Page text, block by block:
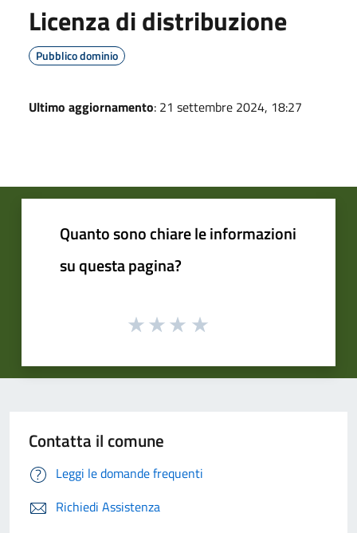
Licenza di distribuzione
Pubblico dominio
Ultimo aggiornamento: 21 settembre 2024, 18:27
Quanto sono chiare le informazioni
su questa pagina?
Contatta il comune
Leggi le domande frequenti
Richiedi Assistenza